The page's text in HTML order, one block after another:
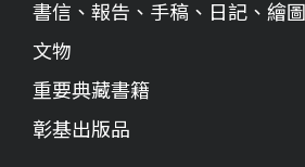
書信、報告、手稿、日記、繪圖
文物
重要典藏書籍
彰基出版品